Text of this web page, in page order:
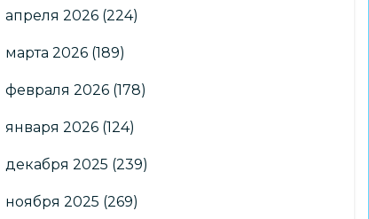
апреля 2026 (224)
марта 2026 (189)
февраля 2026 (178)
января 2026 (124)
декабря 2025 (239)
ноября 2025 (269)